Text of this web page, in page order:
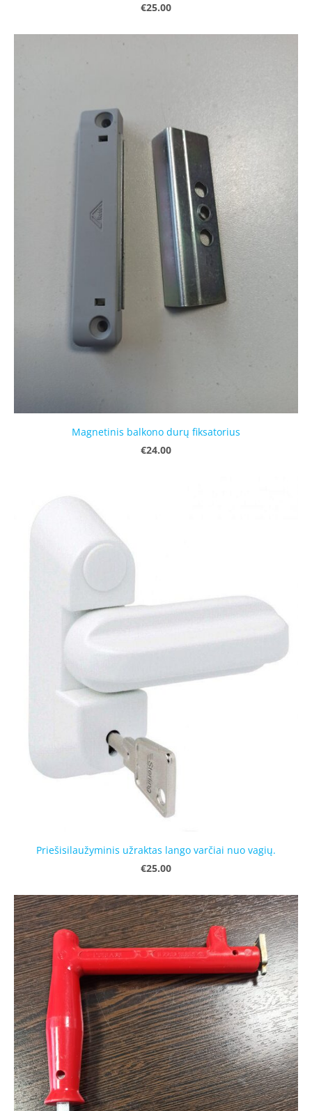
€25.00
Magnetinis balkono durų fiksatorius
€24.00
Priešisilaužyminis užraktas lango varčiai nuo vagių.
€25.00